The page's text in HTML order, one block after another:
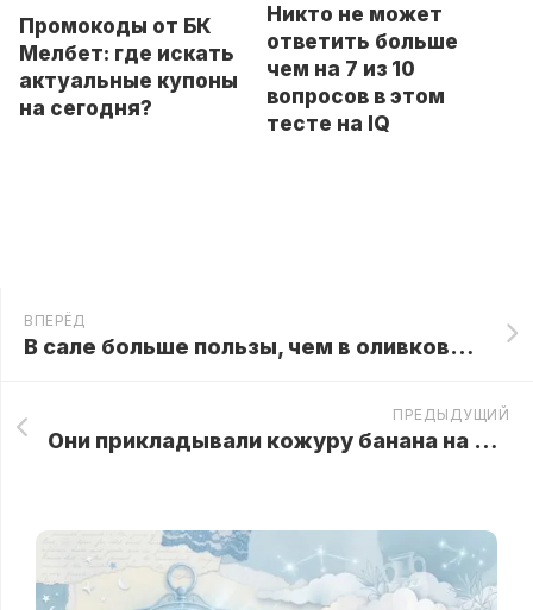
Промокоды от БК
Мелбет: где искать
актуальные купоны
на сегодня?
Никто не может
ответить больше
чем на 7 из 10
вопросов в этом
тесте на IQ
ВПЕРЁД
В сале больше пользы, чем в оливковом масле: ты удивишься новому открытию ученых!
ПРЕДЫДУЩИЙ
Они прикладывали кожуру банана на различные части тела, и вот что происходило. В это невозможно поверить!